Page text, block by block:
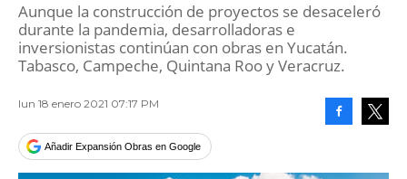
Aunque la construcción de proyectos se desaceleró
durante la pandemia, desarrolladoras e
inversionistas continúan con obras en Yucatán.
Tabasco, Campeche, Quintana Roo y Veracruz.
lun 18 enero 2021 07:17 PM
Añadir Expansión Obras en Google